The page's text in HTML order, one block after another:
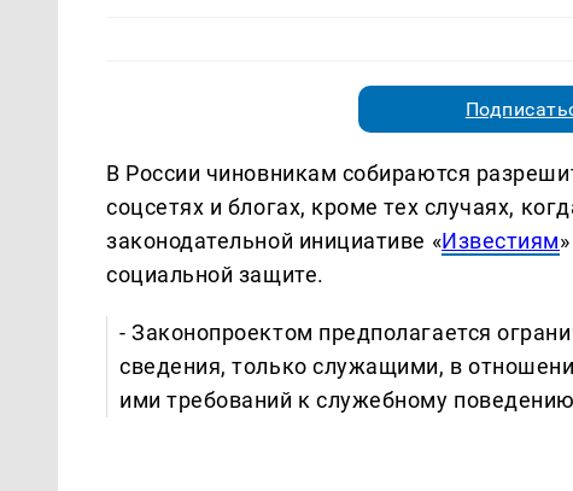
В России чиновникам собираются
соцсетях и блогах, кроме тех случаях,
законодательной инициативе «Известиям
социальной защите.
- Законопроектом предполагается
сведения, только служащими, в
ими требований к служебному